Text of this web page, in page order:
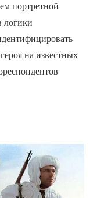
портретной
логики
на известных